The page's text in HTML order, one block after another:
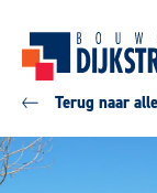
Terug naar